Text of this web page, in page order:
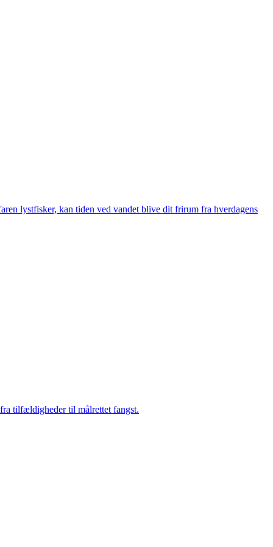
lystfisker, kan tiden ved vandet blive dit frirum fra hverdagens
tilfældigheder til målrettet fangst.